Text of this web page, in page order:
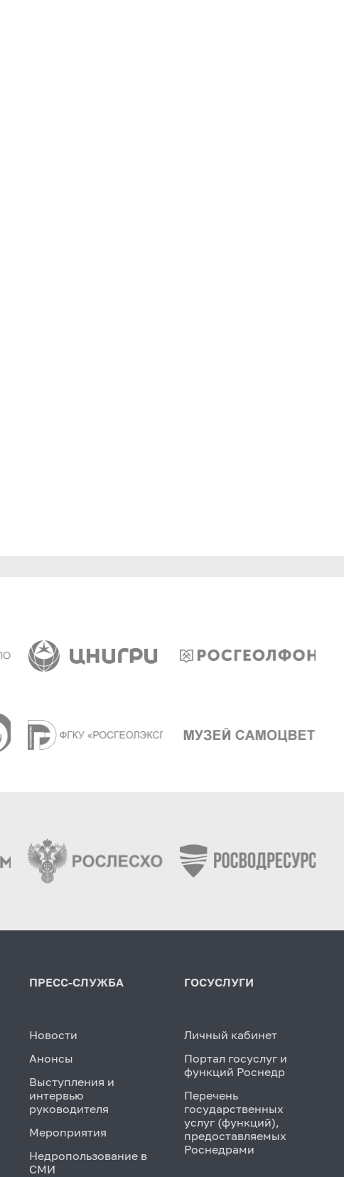
ПРЕСС-СЛУЖБА
Новости
Анонсы
Выступления и
интервью
руководителя
Мероприятия
Недропользование в
СМИ
ГОСУСЛУГИ
Личный кабинет
Портал госуслуг и
функций Роснедр
Перечень
государственных
услуг (функций),
предоставляемых
Роснедрами